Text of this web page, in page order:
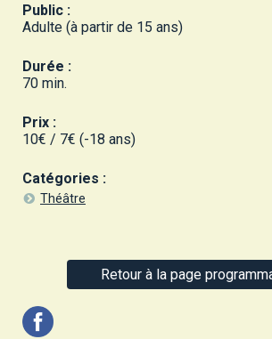
Public :
Adulte (à partir de 15 ans)
Durée :
70 min.
Prix :
10€ / 7€ (-18 ans)
Catégories :
Théâtre
Retour à la page